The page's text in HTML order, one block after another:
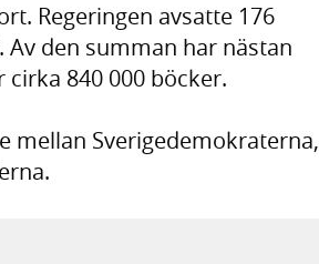
Regeringen avsatte 176
den summan har nästan
840 000 böcker.
mellan Sverigedemokraterna,